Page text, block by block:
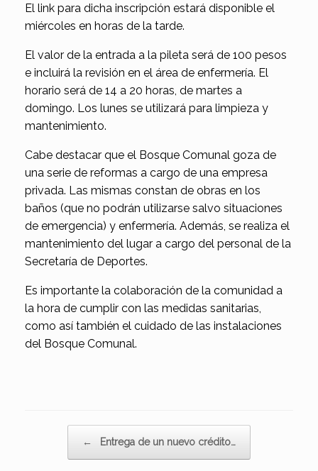
El link para dicha inscripción estará disponible el
miércoles en horas de la tarde.
El valor de la entrada a la pileta será de 100 pesos
e incluirá la revisión en el área de enfermería. El
horario será de 14 a 20 horas, de martes a
domingo. Los lunes se utilizará para limpieza y
mantenimiento.
Cabe destacar que el Bosque Comunal goza de
una serie de reformas a cargo de una empresa
privada. Las mismas constan de obras en los
baños (que no podrán utilizarse salvo situaciones
de emergencia) y enfermería. Además, se realiza el
mantenimiento del lugar a cargo del personal de la
Secretaría de Deportes.
Es importante la colaboración de la comunidad a
la hora de cumplir con las medidas sanitarias,
como así también el cuidado de las instalaciones
del Bosque Comunal.
← Entrega de un nuevo crédito…